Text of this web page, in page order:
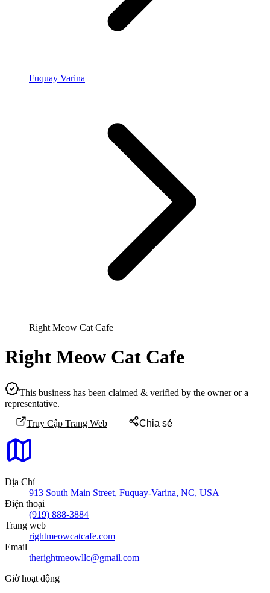
Fuquay Varina
Right Meow Cat Cafe
Right Meow Cat Cafe
This business has been claimed & verified by the owner or a
representative.
Truy Cập Trang Web
Chia sẻ
Địa Chỉ
913 South Main Street, Fuquay-Varina, NC, USA
Điện thoại
(919) 888-3884
Trang web
rightmeowcatcafe.com
Email
therightmeowllc@gmail.com
Giờ hoạt động